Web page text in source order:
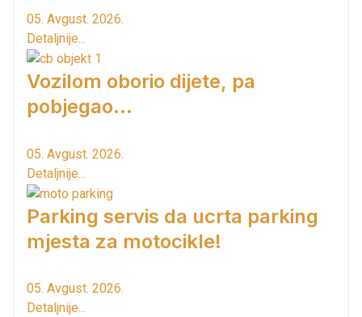
05. Avgust. 2026.
Detaljnije...
Vozilom oborio dijete, pa
pobjegao...
05. Avgust. 2026.
Detaljnije...
Parking servis da ucrta parking
mjesta za motocikle!
05. Avgust. 2026.
Detaljnije...